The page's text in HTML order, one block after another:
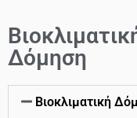
Δόμηση
Βιοκλιματική